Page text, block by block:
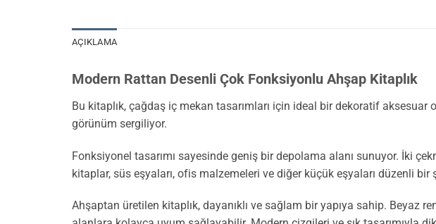
AÇIKLAMA
Modern Rattan Desenli Çok Fonksiyonlu Ahşap Kitaplık
Bu kitaplık, çağdaş iç mekan tasarımları için ideal bir dekoratif
görünüm sergiliyor.
Fonksiyonel tasarımı sayesinde geniş bir depolama alanı sunuyor. İki
kitaplar, süs eşyaları, ofis malzemeleri ve diğer küçük eşyaları düzenli
Ahşaptan üretilen kitaplık, dayanıklı ve sağlam bir yapıya sahip. Beyaz